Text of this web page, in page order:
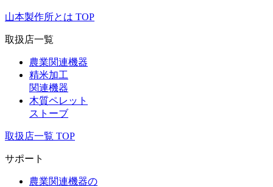
山本製作所とは TOP
取扱店一覧
農業関連機器
精米加工
関連機器
木質ペレット
ストーブ
取扱店一覧 TOP
サポート
農業関連機器の